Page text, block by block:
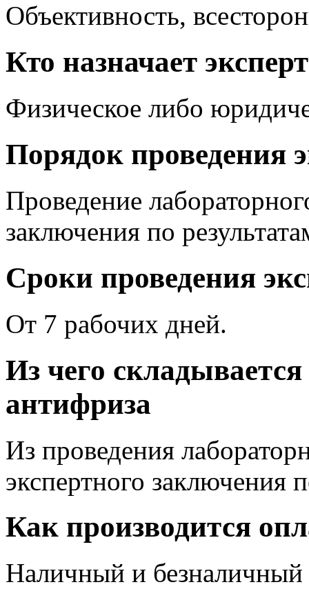
Объективность,
Кто назначает
Физическое либо
Порядок проведения
Проведение
заключения по
Сроки проведения
От 7 рабочих дней.
Из чего
антифриза
Из проведения
экспертного заключения
Как производится
Наличный и безналичный